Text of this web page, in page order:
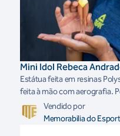
Mini Idol Rebeca
Estátua feita em resinas
feita à mão com aerografia.
Vendido por
Memorabilia do